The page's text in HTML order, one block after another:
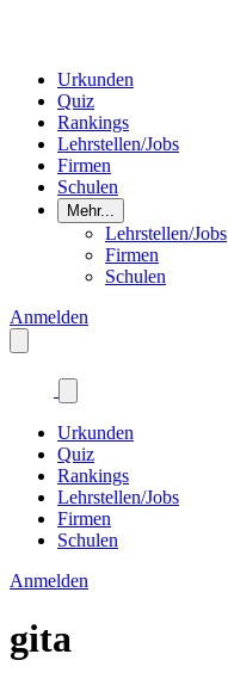
Urkunden
Quiz
Rankings
Lehrstellen/Jobs
Firmen
Schulen
Mehr...
Lehrstellen/Jobs
Firmen
Schulen
Anmelden
Urkunden
Quiz
Rankings
Lehrstellen/Jobs
Firmen
Schulen
Anmelden
gita